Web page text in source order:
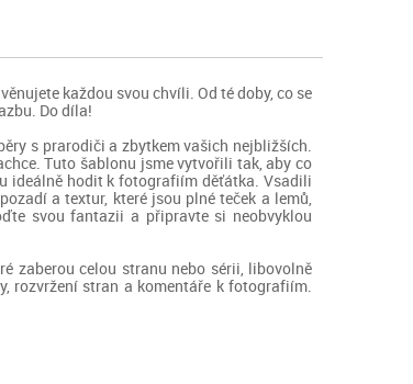
každou svou chvíli. Od té doby, co se
Do díla!
s prarodiči a zbytkem vašich nejbližších.
Tuto šablonu jsme vytvořili tak, aby co
ideálně hodit k fotografiím děťátka. Vsadili
a textur, které jsou plné teček a lemů,
svou fantazii a připravte si neobvyklou
zaberou celou stranu nebo sérii, libovolně
rozvržení stran a komentáře k fotografiím.